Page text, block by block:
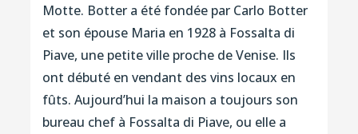
Motte. Botter a été fondée par Carlo Botter
et son épouse Maria en 1928 à Fossalta di
Piave, une petite ville proche de Venise. Ils
ont débuté en vendant des vins locaux en
fûts. Aujourd’hui la maison a toujours son
bureau chef à Fossalta di Piave, ou elle a